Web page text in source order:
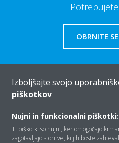
OBRNITE
Vizitka
Rešitve
Izboljšajte svojo
piškotkov
Nujni in funkcionalni piškotki:
Ti piškotki so nujni, ker omogočajo
zagotavljajo storitve, ki jih boste